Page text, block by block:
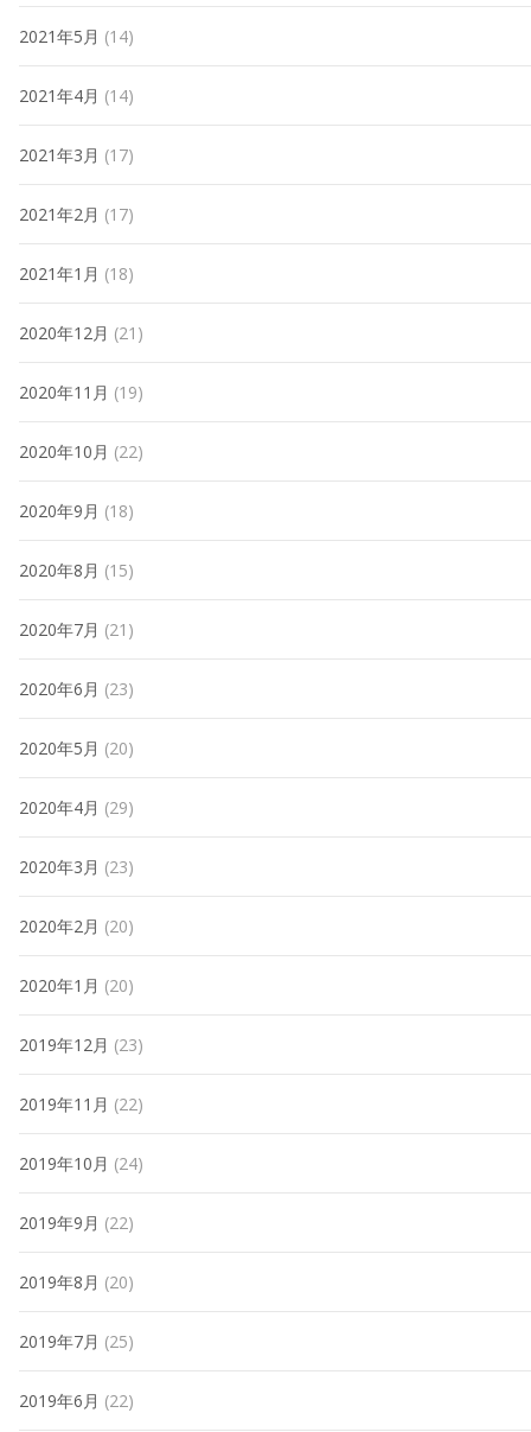
2021年5月 (14)
2021年4月 (14)
2021年3月 (17)
2021年2月 (17)
2021年1月 (18)
2020年12月 (21)
2020年11月 (19)
2020年10月 (22)
2020年9月 (18)
2020年8月 (15)
2020年7月 (21)
2020年6月 (23)
2020年5月 (20)
2020年4月 (29)
2020年3月 (23)
2020年2月 (20)
2020年1月 (20)
2019年12月 (23)
2019年11月 (22)
2019年10月 (24)
2019年9月 (22)
2019年8月 (20)
2019年7月 (25)
2019年6月 (22)